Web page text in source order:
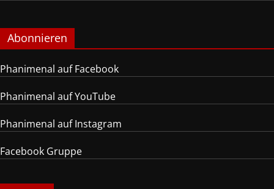
Abonnieren
Phanimenal auf Facebook
Phanimenal auf YouTube
Phanimenal auf Instagram
Facebook Gruppe